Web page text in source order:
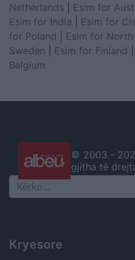
Netherlands
Esim for
Esim for India
Esim for
for Poland
Esim for
Sweden
Esim for Finland
Belgium
© 2003 -
gjitha të
Search
Kryesore